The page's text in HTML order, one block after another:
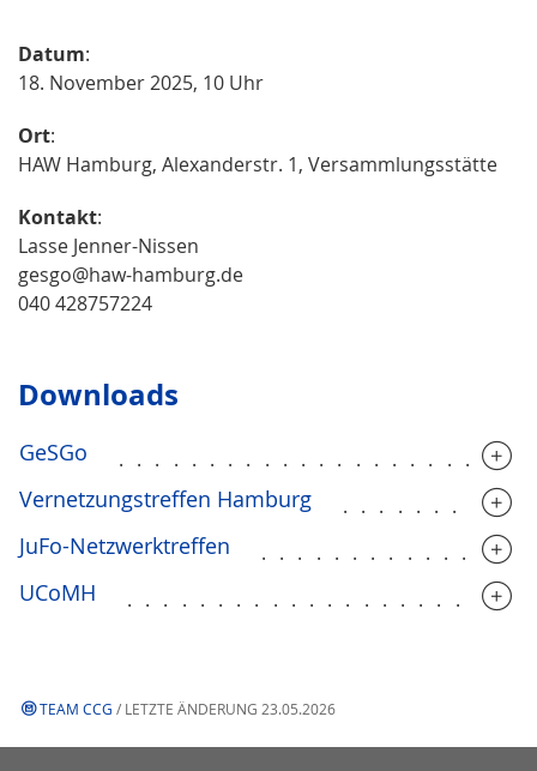
Datum:
18. November 2025, 10 Uhr
Ort:
HAW Hamburg, Alexanderstr. 1, Versammlungsstätte
Kontakt:
Lasse Jenner-Nissen
gesgo@haw-hamburg.de
040 428757224
Downloads
GeSGo
Vernetzungstreffen Hamburg
JuFo-Netzwerktreffen
UCoMH
TEAM CCG / LETZTE ÄNDERUNG 23.05.2026